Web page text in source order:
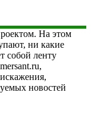
На этом
ни какие
собой ленту
новостей